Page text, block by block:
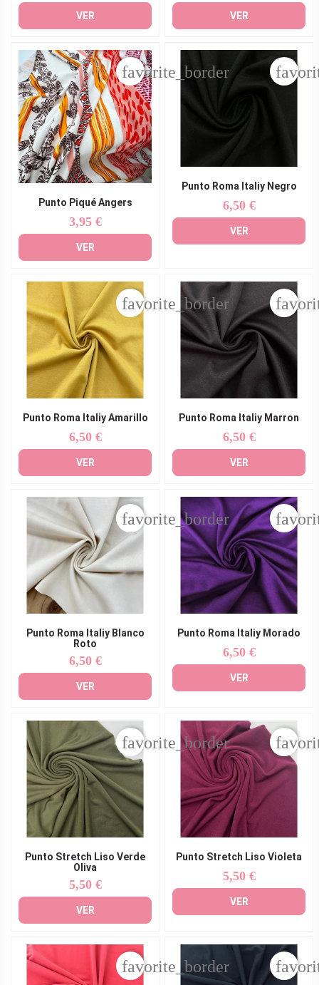
VER VER
Punto Piqué Angers
Precio
3,95 €
VER
favorite_border
Punto Roma Italiy Negro
Precio
6,50 €
VER
Punto Roma Italiy Amarillo
Precio
6,50 €
VER
favorite_border
Punto Roma Italiy Marron
Precio
6,50 €
VER
Punto Roma Italiy Blanco
Roto
Precio
6,50 €
VER
favorite_border
Punto Roma Italiy Morado
Precio
6,50 €
VER
Punto Stretch Liso Verde
Oliva
Precio
5,50 €
VER
favorite_border
Punto Stretch Liso Violeta
Precio
5,50 €
VER
favorite_border